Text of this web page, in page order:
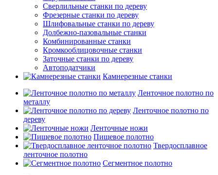
Сверлильные станки по дереву
Фрезерные станки по дереву
Шлифовальные станки по дереву
Долбежно-пазовальные станки
Комбинированные станки
Кромкооблицовочные станки
Заточные станки по дереву
Автоподатчики
Камнерезные станки
Ленточное полотно по
металлу
Ленточное полотно по
дереву
Ленточные ножи
Пищевое полотно
Твердосплавное
ленточное полотно
Сегментное полотно